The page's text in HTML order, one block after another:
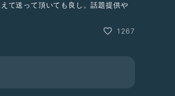
て送って頂いても良し。話題提供や
頂いても良し。
1267